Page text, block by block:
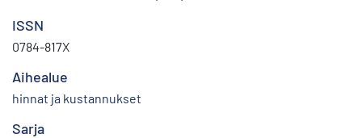
ISSN
0784-817X
Aihealue
hinnat ja kustannukset
Sarja